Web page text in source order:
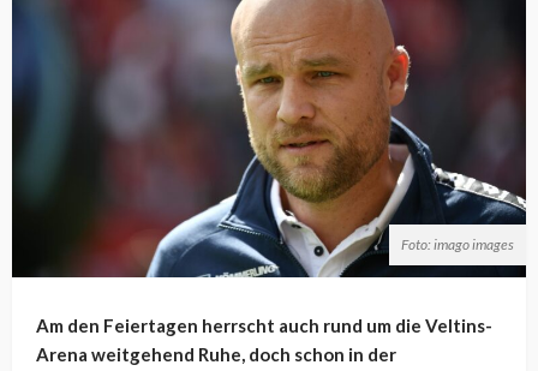
Foto: imago images
Am den Feiertagen herrscht auch rund um die Veltins-
Arena weitgehend Ruhe, doch schon in der